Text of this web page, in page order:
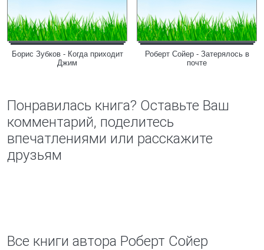
Борис Зубков - Когда приходит
Джим
Роберт Сойер - Затерялось в
почте
Понравилась книга? Оставьте Ваш
комментарий, поделитесь
впечатлениями или расскажите
друзьям
Все книги автора Роберт Сойер